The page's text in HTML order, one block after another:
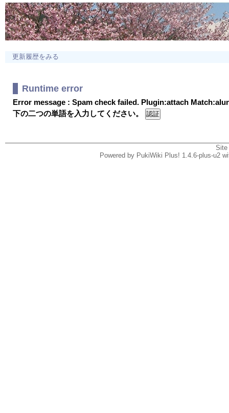
更新履歴をみる
Runtime error
Error message : Spam check failed. Plugin:attach
下の二つの単語を入力してください。
Powered by PukiWiki Plus! 1.4.6-plus-u2